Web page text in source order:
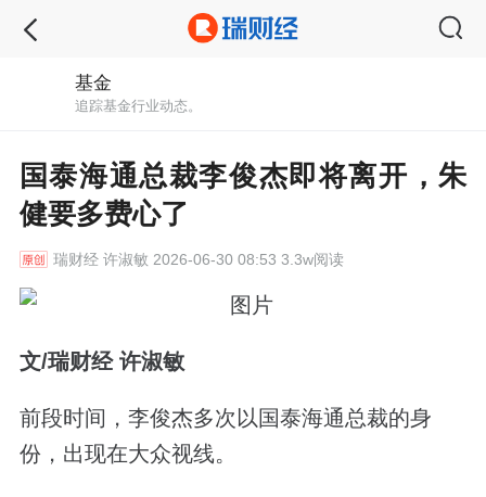
基金
追踪基金行业动态。
国泰海通总裁李俊杰即将离开，朱
健要多费心了
瑞财经许淑敏 2026-06-30 08:53 3.3w阅读
文/瑞财经 许淑敏
前段时间，李俊杰多次以国泰海通总裁的身
份，出现在大众视线。